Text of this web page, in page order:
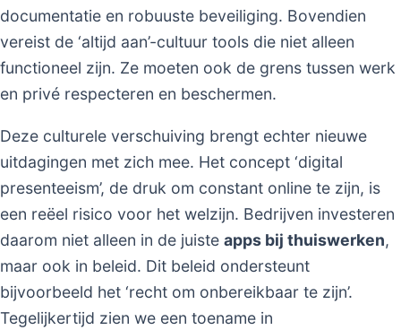
documentatie en robuuste beveiliging. Bovendien
vereist de ‘altijd aan’-cultuur tools die niet alleen
functioneel zijn. Ze moeten ook de grens tussen werk
en privé respecteren en beschermen.
Deze culturele verschuiving brengt echter nieuwe
uitdagingen met zich mee. Het concept ‘digital
presenteeism’, de druk om constant online te zijn, is
een reëel risico voor het welzijn. Bedrijven investeren
daarom niet alleen in de juiste apps bij thuiswerken,
maar ook in beleid. Dit beleid ondersteunt
bijvoorbeeld het ‘recht om onbereikbaar te zijn’.
Tegelijkertijd zien we een toename in